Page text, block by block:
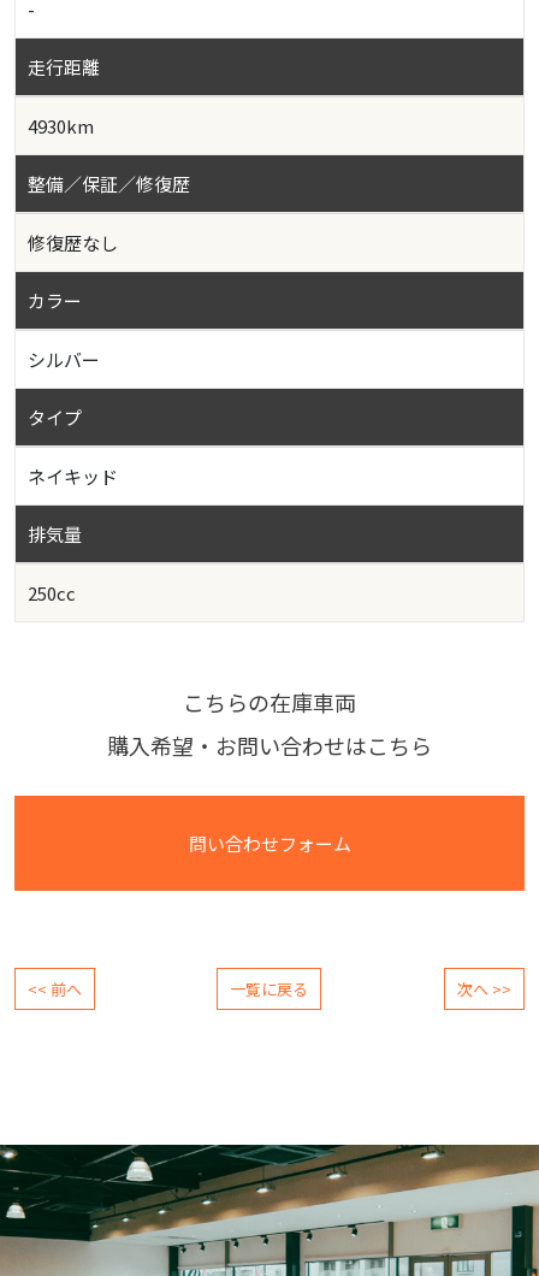
-
走行距離
4930km
整備／保証／修復歴
修復歴なし
カラー
シルバー
タイプ
ネイキッド
排気量
250cc
こちらの在庫車両
購入希望・お問い合わせはこちら
問い合わせフォーム
<< 前へ 一覧に戻る 次へ >>